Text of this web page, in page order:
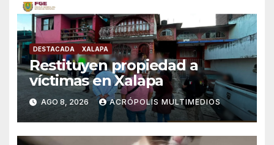
DESTACADA XALAPA
Restituyen propiedad a
víctimas en Xalapa
AGO 8, 2026 ACRÓPOLIS MULTIMEDIOS